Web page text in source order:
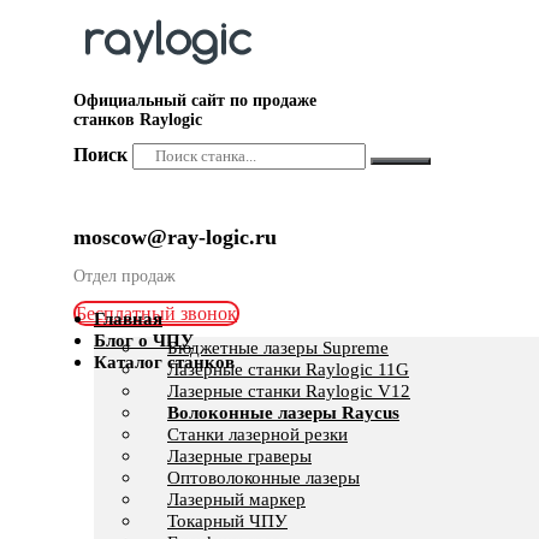
Официальный сайт по продаже
станков Raylogic
Поиск
moscow@ray-logic.ru
Отдел продаж
Бесплатный звонок
Главная
Блог о ЧПУ
Каталог станков
Бюджетные лазеры Supreme
Лазерные станки Raylogic 11G
Лазерные станки Raylogic V12
Волоконные лазеры Raycus
Станки лазерной резки
Лазерные граверы
Оптоволоконные лазеры
Лазерный маркер
Токарный ЧПУ